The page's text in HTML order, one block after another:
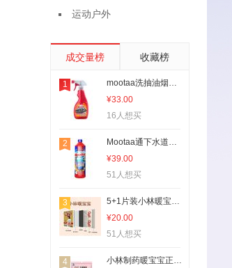
运动户外
成交量榜 收藏榜
1
mootaa洗抽油烟机家用厨房强力去重油污净神器泡沫清洗剂除油剂
¥33.00
16人想买
2
Mootaa通下水道管道疏通剂神器强力厨房油污厕所头发马桶堵塞除臭
¥39.00
51人想买
3
5+1片装小林暖宝宝贴正品即贴保暖贴女宫暖自发热防寒暖身贴
¥20.00
51人想买
4
小林制药暖宝宝正品生理期用暖身即贴自发热保暖贴5片装